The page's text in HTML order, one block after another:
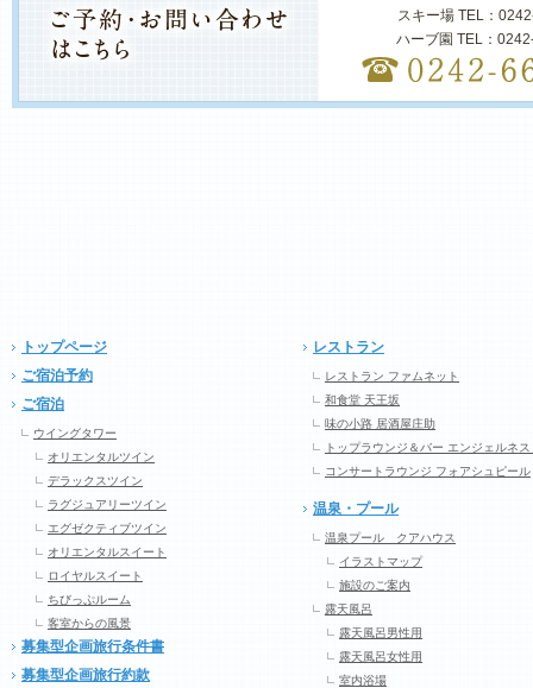
スキー場 TEL：
ハーブ園 TEL：
トップページ
ご宿泊予約
ご宿泊
ウイングタワー
オリエンタルツイン
デラックスツイン
ラグジュアリーツイン
エグゼクティブツイン
オリエンタルスイート
ロイヤルスイート
ちびっぷルーム
客室からの風景
募集型企画旅行条件書
募集型企画旅行約款
レストラン
レストラン ファムネット
和食堂 天王坂
味の小路 居酒屋庄助
トップラウンジ＆バー エンジェルネス
コンサートラウンジ フォアシュピール
温泉・プール
温泉プール クアハウス
イラストマップ
施設のご案内
露天風呂
露天風呂男性用
露天風呂女性用
室内浴場